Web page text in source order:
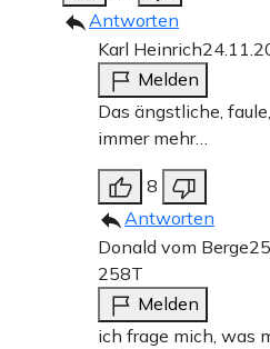
Antworten
Karl Heinrich
Melden
Das ängstliche,
immer mehr…
8
Antworten
Donald vom Berge
258T
Melden
ich frage mich, was